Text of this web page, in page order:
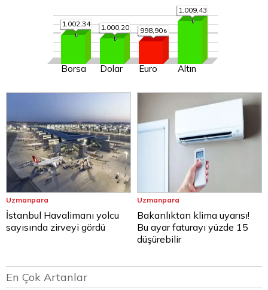
1.002,34
Borsa
1.000,20
Dolar
998,90
Euro
1.009,43
Altın
Uzmanpara
İstanbul Havalimanı yolcu
sayısında zirveyi gördü
Uzmanpara
Bakanlıktan klima uyarısı!
Bu ayar faturayı yüzde 15
düşürebilir
En Çok Artanlar